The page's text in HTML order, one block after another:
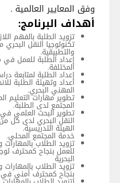
وفق المعايير العالمية .
أهداف البرنامج:
تزويد الطلبة بالفهم
تكنولوجيا النقل
والتطبيقية.
إعداد الطلبة للعمل في
المختلفة.
إعداد الطلبة لمتابعة
اعداد وتهيئة الطلبة
المهني البحري.
تطوير مهارات التعليم
المجتمع لدى الطلبة.
تطوير البحث العلمي
النقل البحري لدى كل
الهيئة التدريسية.
خدمة المجتمع المحلي.
تزويد الطلاب بالمهارات
للعمل بنجاح كمحترف
البحرية
تزويد الطلاب
بنجاح كمحترف أمني في